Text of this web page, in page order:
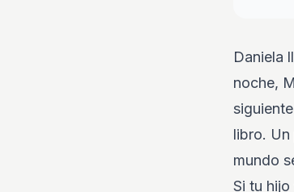
Daniela
noche,
libro. Un
mundo
Si tu